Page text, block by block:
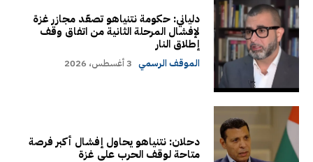
دلياني: حكومة نتنياهو تصعّد مجازر غزة
لإفشال المرحلة الثانية من اتفاق وقف
إطلاق النار
الموقف الرسمي 3 أغسطس، 2026
دحلان: نتنياهو يحاول إفشال أكبر فرصة
متاحة لوقف الحرب على غزة